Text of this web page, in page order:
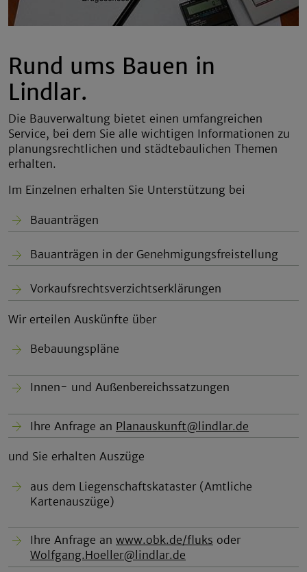
Rund ums Bauen in
Lindlar.
Die Bauverwaltung bietet einen umfangreichen
Service, bei dem Sie alle wichtigen Informationen zu
planungsrechtlichen und städtebaulichen Themen
erhalten.
Im Einzelnen erhalten Sie Unterstützung bei
Bauanträgen
Bauanträgen in der Genehmigungsfreistellung
Vorkaufsrechtsverzichtserklärungen
Wir erteilen Auskünfte über
Bebauungspläne
Innen- und Außenbereichssatzungen
Ihre Anfrage an Planauskunft@lindlar.de
und Sie erhalten Auszüge
aus dem Liegenschaftskataster (Amtliche
Kartenauszüge)
Ihre Anfrage an www.obk.de/fluks oder
Wolfgang.Hoeller@lindlar.de